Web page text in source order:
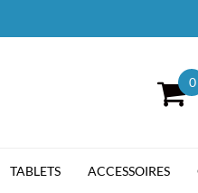
0
TABLETS ACCESSOIRES